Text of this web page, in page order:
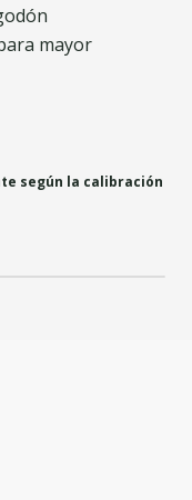
mayor
según la calibración